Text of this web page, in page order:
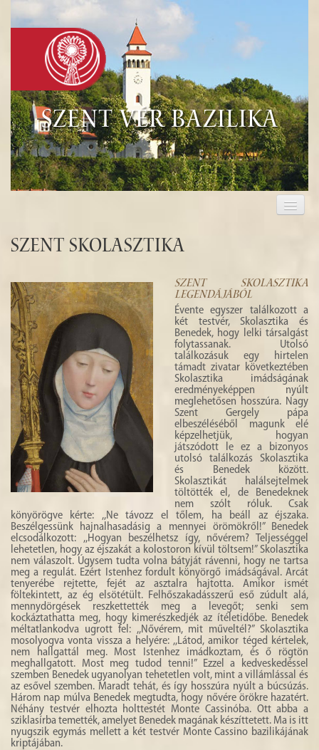
Szent Vér Bazilika
KEGYHELY
TURISZTIKA
HISTÓRIA
GALÉRIA
4
Szent Skolasztika
SZENT SKOLASZTIKA
LEGENDÁJÁBÓL
Évente egyszer találkozott a
két testvér, Skolasztika és
Benedek, hogy lelki társalgást
folytassanak. Utolsó
találkozásuk egy hirtelen
támadt zivatar következtében
Skolasztika imádságának
eredményeképpen nyúlt
meglehetősen hosszúra. Nagy
Szent Gergely pápa
elbeszéléséből magunk elé
képzelhetjük, hogyan
játszódott le ez a bizonyos
utolsó találkozás Skolasztika
és Benedek között.
Skolasztikát halálsejtelmek
töltötték el, de Benedeknek
nem szólt róluk. Csak
könyörögve kérte: ,,Ne távozz el tőlem, ha beáll az éjszaka.
Beszélgessünk hajnalhasadásig a mennyei örömökről!” Benedek
elcsodálkozott: ,,Hogyan beszélhetsz így, nővérem? Teljességgel
lehetetlen, hogy az éjszakát a kolostoron kívül töltsem!” Skolasztika
nem válaszolt. Úgysem tudta volna bátyját rávenni, hogy ne tartsa
meg a regulát. Ezért Istenhez fordult könyörgő imádságával. Arcát
tenyerébe rejtette, fejét az asztalra hajtotta. Amikor ismét
föltekintett, az ég elsötétült. Felhőszakadásszerű eső zúdult alá,
mennydörgések reszkettették meg a levegőt; senki sem
kockáztathatta meg, hogy kimerészkedjék az ítéletidőbe. Benedek
méltatlankodva ugrott fel: ,,Nővérem, mit műveltél?” Skolasztika
mosolyogva vonta vissza a helyére: ,,Látod, amikor téged kértelek,
nem hallgattál meg. Most Istenhez imádkoztam, és ő rögtön
meghallgatott. Most meg tudod tenni!” Ezzel a kedveskedéssel
szemben Benedek ugyanolyan tehetetlen volt, mint a villámlással és
az esővel szemben. Maradt tehát, és így hosszúra nyúlt a búcsúzás.
Három nap múlva Benedek megtudta, hogy nővére örökre hazatért.
Néhány testvér elhozta holttestét Monte Cassinóba. Ott abba a
sziklasírba temették, amelyet Benedek magának készíttetett. Ma is itt
nyugszik egymás mellett a két testvér Monte Cassino bazilikájának
kriptájában.